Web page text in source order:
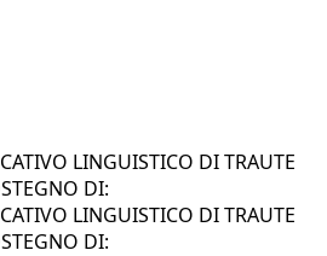
LINGUISTICO DI TRAUTE
DI:
LINGUISTICO DI TRAUTE
DI: